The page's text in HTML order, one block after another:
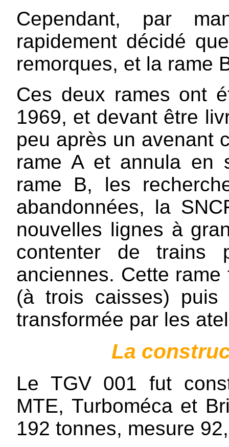
Cependant, par
rapidement décidé
remorques, et la rame
Ces deux rames ont
1969, et devant être
peu après un avenant
rame A et annula en
rame B, les
abandonnées, la
nouvelles lignes à
contenter de trains
anciennes. Cette
(à trois caisses)
transformée par les
La
Le TGV 001 fut
MTE, Turboméca et
192 tonnes, mesure